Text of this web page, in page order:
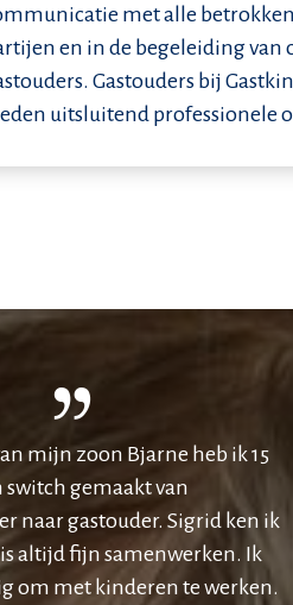
met alle betrokken
en in de begeleiding van
Gastouders bij
uitsluitend professionele
mijn zoon Bjarne heb ik 15
switch gemaakt van
naar gastouder. Sigrid ken ik
altijd fijn samenwerken. Ik
om met kinderen te werken.